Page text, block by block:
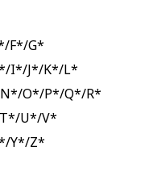
F*/G*
I*/J*/K*/L*
N*/O*/P*/Q*/R*
T*/U*/V*
Y*/Z*